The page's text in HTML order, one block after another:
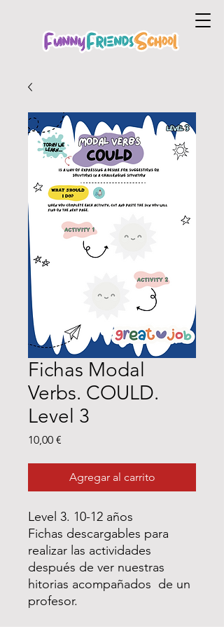
Fichas Modal
Verbs. COULD.
Level 3
10,00 €
Agregar al carrito
Level 3. 10-12 años
Fichas descargables para
realizar las actividades
después de ver nuestras
hitorias acompañados de un
profesor.